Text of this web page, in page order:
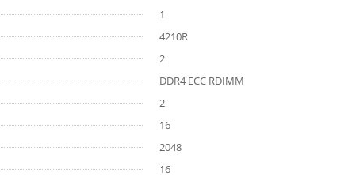
1
4210R
2
DDR4 ECC RDIMM
2
16
2048
16